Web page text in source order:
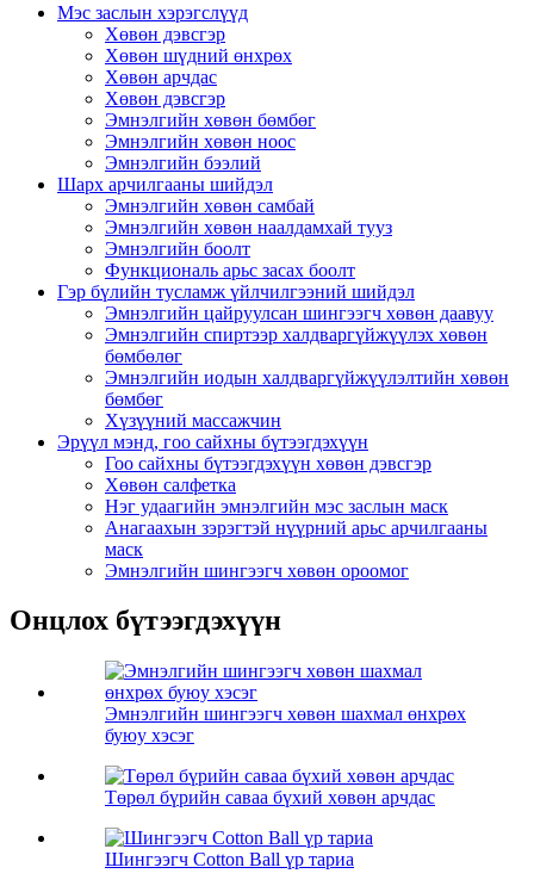
Мэс заслын хэрэгслүүд
Хөвөн дэвсгэр
Хөвөн шүдний өнхрөх
Хөвөн арчдас
Хөвөн дэвсгэр
Эмнэлгийн хөвөн бөмбөг
Эмнэлгийн хөвөн ноос
Эмнэлгийн бээлий
Шарх арчилгааны шийдэл
Эмнэлгийн хөвөн самбай
Эмнэлгийн хөвөн наалдамхай тууз
Эмнэлгийн боолт
Функциональ арьс засах боолт
Гэр бүлийн тусламж үйлчилгээний шийдэл
Эмнэлгийн цайруулсан шингээгч хөвөн даавуу
Эмнэлгийн спиртээр халдваргүйжүүлэх хөвөн
бөмбөлөг
Эмнэлгийн иодын халдваргүйжүүлэлтийн хөвөн
бөмбөг
Хүзүүний массажчин
Эрүүл мэнд, гоо сайхны бүтээгдэхүүн
Гоо сайхны бүтээгдэхүүн хөвөн дэвсгэр
Хөвөн салфетка
Нэг удаагийн эмнэлгийн мэс заслын маск
Анагаахын зэрэгтэй нүүрний арьс арчилгааны
маск
Эмнэлгийн шингээгч хөвөн ороомог
Онцлох бүтээгдэхүүн
Эмнэлгийн шингээгч хөвөн шахмал өнхрөх
буюу хэсэг
Төрөл бүрийн саваа бүхий хөвөн арчдас
Шингээгч Cotton Ball үр тариа